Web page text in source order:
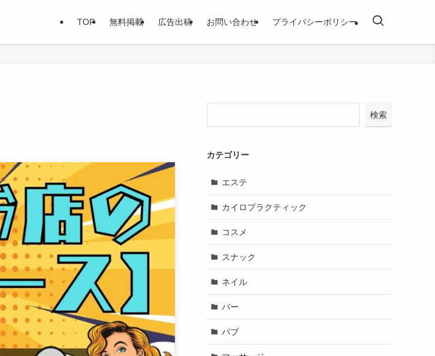
TOP 無料掲載 広告出稿 お問い合わせ プライバシーポリシー
検索
カテゴリー
エステ
カイロプラクティック
コスメ
スナック
ネイル
バー
パブ